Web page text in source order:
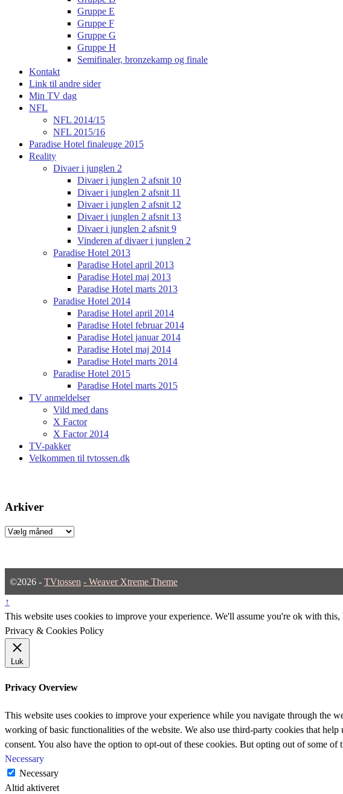
Gruppe E
Gruppe F
Gruppe G
Gruppe H
Semifinaler, bronzekamp og finale
Kontakt
Link til andre sider
Min TV dag
NFL
NFL 2014/15
NFL 2015/16
Paradise Hotel finaleuge 2015
Reality
Divaer i junglen 2
Divaer i junglen 2 afsnit 10
Divaer i junglen 2 afsnit 11
Divaer i junglen 2 afsnit 12
Divaer i junglen 2 afsnit 13
Divaer i junglen 2 afsnit 9
Vinderen af divaer i junglen 2
Paradise Hotel 2013
Paradise Hotel april 2013
Paradise Hotel maj 2013
Paradise Hotel marts 2013
Paradise Hotel 2014
Paradise Hotel april 2014
Paradise Hotel februar 2014
Paradise Hotel januar 2014
Paradise Hotel maj 2014
Paradise Hotel marts 2014
Paradise Hotel 2015
Paradise Hotel marts 2015
TV anmeldelser
Vild med dans
X Factor
X Factor 2014
TV-pakker
Velkommen til tvtossen.dk
Arkiver
Arkiver
©2026 - TVtossen - Weaver Xtreme Theme
↑
This website uses cookies to improve your experience. We'll assume you're ok with
Privacy & Cookies Policy
Luk
Privacy Overview
This website uses cookies to improve your experience while you navigate through the
working of basic functionalities of the website. We also use third-party cookies that
consent. You also have the option to opt-out of these cookies. But opting out of some
Necessary
Necessary
Altid aktiveret